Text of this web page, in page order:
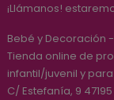
¡Llámanos!
Bebé y Decoración
Tienda online de
infantil/juvenil y
C/ Estefanía, 9 47195